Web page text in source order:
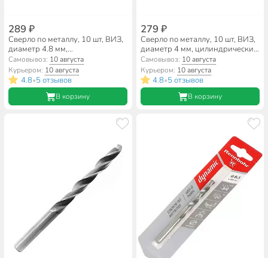
289 ₽
Сверло по металлу, 10 шт, ВИЗ,
диаметр 4.8 мм,
цилиндрический хвостовик,
00674
Самовывоз: 10 августа
Курьером: 10 августа
4.8•5 отзывов
В корзину
279 ₽
Сверло по металлу, 10 шт, ВИЗ,
диаметр 4 мм, цилиндрический
хвостовик, 00666
Самовывоз: 10 августа
Курьером: 10 августа
4.8•5 отзывов
В корзину